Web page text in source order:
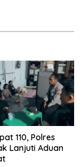
110, Polres
Lanjuti Aduan